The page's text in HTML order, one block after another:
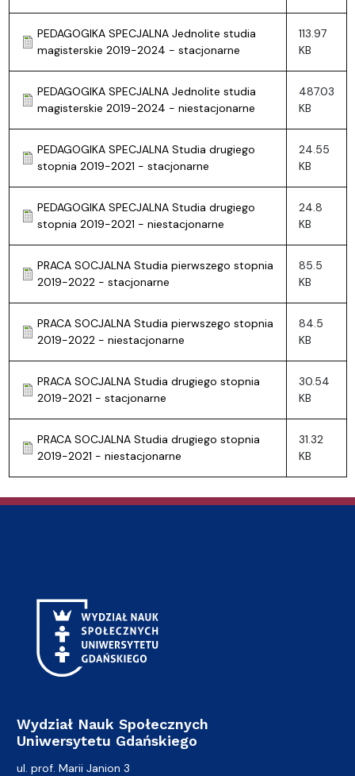
PEDAGOGIKA SPECJALNA Jednolite studia
magisterskie 2019-2024 - stacjonarne
113.97
KB
PEDAGOGIKA SPECJALNA Jednolite studia
magisterskie 2019-2024 - niestacjonarne
487.03
KB
PEDAGOGIKA SPECJALNA Studia drugiego
stopnia 2019-2021 - stacjonarne
24.55
KB
PEDAGOGIKA SPECJALNA Studia drugiego
stopnia 2019-2021 - niestacjonarne
24.8
KB
PRACA SOCJALNA Studia pierwszego stopnia
2019-2022 - stacjonarne
85.5
KB
PRACA SOCJALNA Studia pierwszego stopnia
2019-2022 - niestacjonarne
84.5
KB
PRACA SOCJALNA Studia drugiego stopnia
2019-2021 - stacjonarne
30.54
KB
PRACA SOCJALNA Studia drugiego stopnia
2019-2021 - niestacjonarne
31.32
KB
Wydział Nauk Społecznych
Uniwersytetu Gdańskiego
ul. prof. Marii Janion 3